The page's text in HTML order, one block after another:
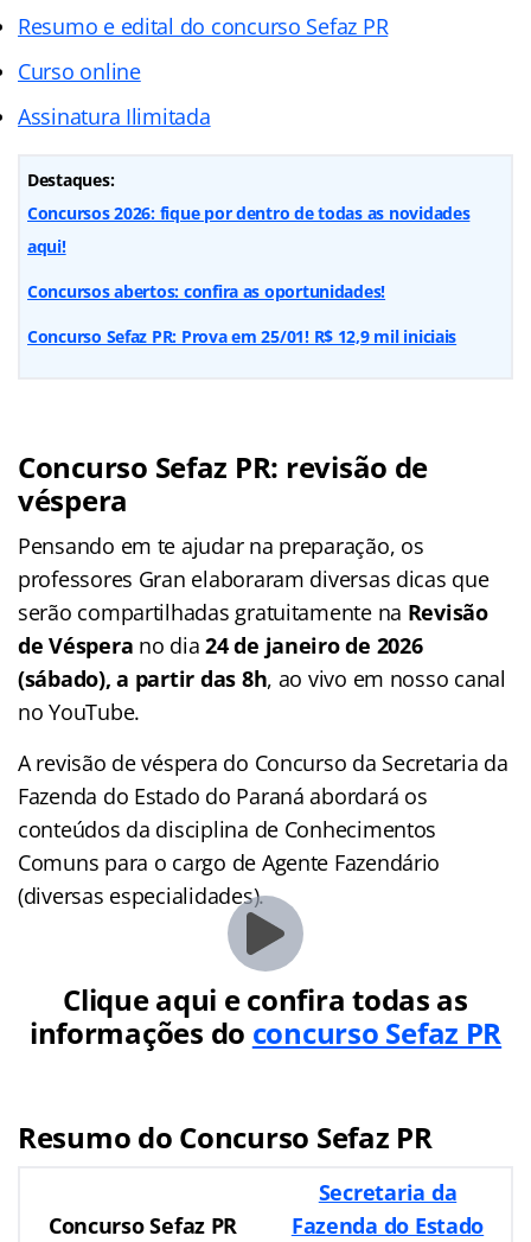
Resumo e edital do concurso Sefaz PR
Curso online
Assinatura Ilimitada
Destaques:
Concursos 2026: fique por dentro de todas as novidades
aqui!
Concursos abertos: confira as oportunidades!
Concurso Sefaz PR: Prova em 25/01! R$ 12,9 mil iniciais
Concurso Sefaz PR: revisão de
véspera
Pensando em te ajudar na preparação, os
professores Gran elaboraram diversas dicas que
serão compartilhadas gratuitamente na Revisão
de Véspera no dia24 de janeiro de 2026
(sábado), a partir das 8h, ao vivo em nosso canal
no YouTube.
A revisão de véspera do Concurso da Secretaria da
Fazenda do Estado do Paraná abordará os
conteúdos da disciplina de Conhecimentos
Comuns para o cargo de Agente Fazendário
(diversas especialidades).
Clique aqui e confira todas as
informações do concurso Sefaz PR
Resumo do Concurso Sefaz PR
Concurso Sefaz PR
Secretaria da
Fazenda do Estado